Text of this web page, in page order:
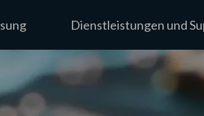
Dienstleistungen und